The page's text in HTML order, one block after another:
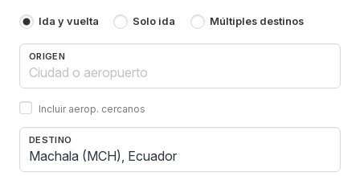
Ida y vuelta Solo ida Múltiples destinos
ORIGEN
Incluir aerop. cercanos
DESTINO